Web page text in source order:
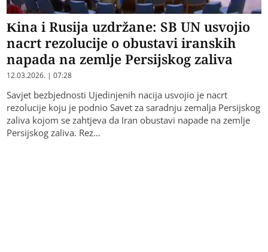
Kina i Rusija uzdržane: SB UN usvojio
nacrt rezolucije o obustavi iranskih
napada na zemlje Persijskog zaliva
12.03.2026. | 07:28
Savjet bezbjednosti Ujedinjenih nacija usvojio je nacrt
rezolucije koju je podnio Savet za saradnju zemalja Persijskog
zaliva kojom se zahtjeva da Iran obustavi napade na zemlje
Persijskog zaliva. Rez…